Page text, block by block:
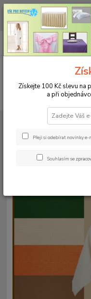
CHCETE NAKOUPIT VĚTŠÍ
+420 773 794 023
Pondělí-pátek 9-16 hodin
UBRUSY
Teflonový
Získejte 100 Kč slevu na
a při
Přeji si odebírat novinky
Souhlasím se